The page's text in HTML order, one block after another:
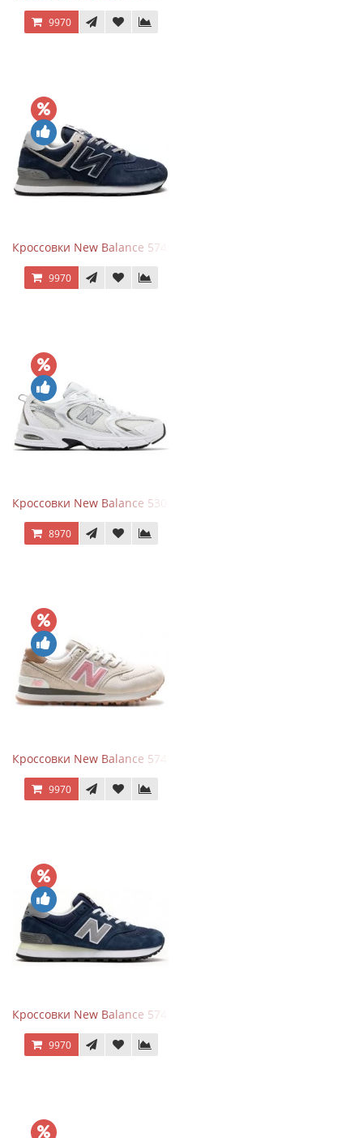
9970
Кроссовки New Balance 574 Navy Blue Grey
9970
Кроссовки New Balance 530 White Silver Metallic
8970
Кроссовки New Balance 574 Power Beige Pink
9970
Кроссовки New Balance 574 Classic Blue Grey
9970